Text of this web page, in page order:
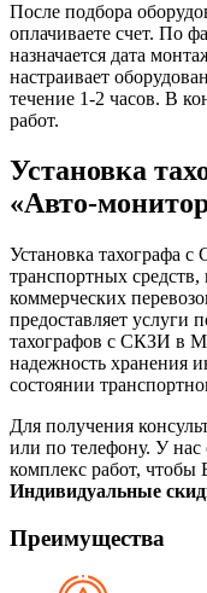
После подбора
оплачиваете счет. По
назначается дата
настраивает
течение 1-2 часов. В
работ.
Установка
«Авто-
Установка тахографа с
транспортных
коммерческих
предоставляет услуги
тахографов с СКЗИ в
надежность хранения
состоянии
Для получения
или по телефону. У
комплекс работ, чтобы
Индивидуальные
Преимущества